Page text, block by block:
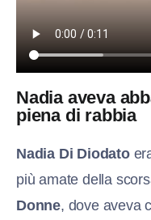
Nadia aveva
piena di rabbia
Nadia Di Diodato
più amate della
Donne, dove aveva